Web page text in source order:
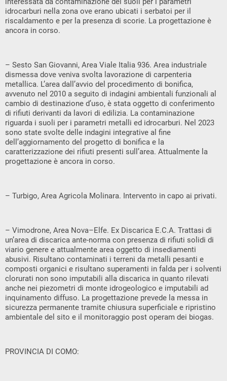
idrocarburi nella zona ove erano ubicati i serbatoi per il
riscaldamento e per la presenza di scorie. La progettazione è
ancora in corso.
– Sesto San Giovanni, Area Viale Italia 936. Area industriale
dismessa dove veniva svolta lavorazione di carpenteria
metallica. L’area dall’avvio del procedimento di bonifica,
avvenuto nel 2010 a seguito di indagini ambientali funzionali al
cambio di destinazione d’uso, è stata oggetto di conferimento
di rifiuti derivanti da lavori di edilizia. La contaminazione
riguarda i suoli per i parametri metalli ed idrocarburi. Nel 2023
sono state svolte delle indagini integrative al fine
dell’aggiornamento del progetto di bonifica e la
caratterizzazione dei rifiuti presenti sull’area. Attualmente la
progettazione è ancora in corso.
– Turbigo, Area Agricola Molinara. Intervento in capo ai privati.
– Vimodrone, Area Nova–Elfe. Ex Discarica E.C.A. Trattasi di
un’area di discarica ante-norma con presenza di rifiuti solidi di
viario genere e attualmente area oggetto di insediamenti
abusivi. Risultano contaminati i terreni da metalli pesanti e
composti organici e risultano superamenti in falda per i solventi
clorurati non sono imputabili alla discarica in quanto rilevati
anche nei piezometri di monte idrogeologico e imputabili ad
inquinamento diffuso. La progettazione prevede la messa in
sicurezza permanente tramite chiusura superficiale e ripristino
ambientale del sito e il monitoraggio post operam dei biogas.
PROVINCIA DI COMO: